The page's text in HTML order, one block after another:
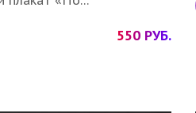
550 РУБ.